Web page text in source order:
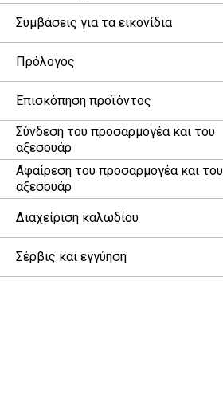
Συμβάσεις για τα εικονίδια
Πρόλογος
Επισκόπηση προϊόντος
Σύνδεση του προσαρμογέα και του
αξεσουάρ
Αφαίρεση του προσαρμογέα και του
αξεσουάρ
Διαχείριση καλωδίου
Σέρβις και εγγύηση